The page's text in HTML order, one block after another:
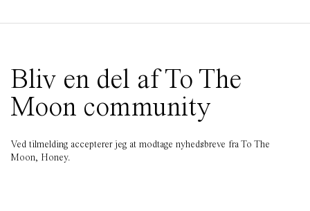
Bliv en del af To The
Moon community
Ved tilmelding accepterer jeg at modtage nyhedsbreve fra To The
Moon, Honey.